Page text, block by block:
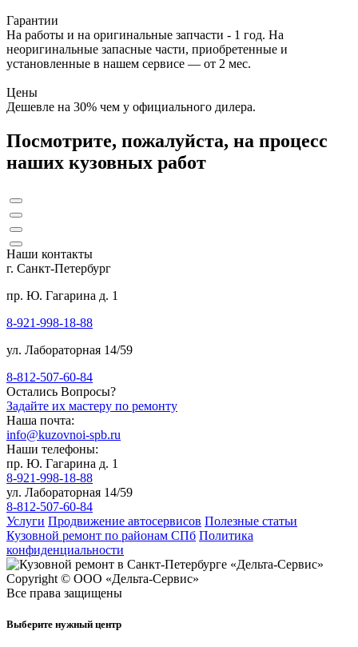
Гарантии
На работы и на оригинальные запчасти - 1 год. На
неоригинальные запасные части, приобретенные и
установленные в нашем сервисе — от 2 мес.
Цены
Дешевле на 30% чем у официального дилера.
Посмотрите, пожалуйста, на процесс
наших кузовных работ
Наши контакты
г. Санкт-Петербург
пр. Ю. Гагарина д. 1
8-921-998-18-88
ул. Лабораторная 14/59
8-812-507-60-84
Остались Вопросы?
Задайте их мастеру по ремонту
Наша почта:
info@kuzovnoi-spb.ru
Наши телефоны:
пр. Ю. Гагарина д. 1
8-921-998-18-88
ул. Лабораторная 14/59
8-812-507-60-84
Услуги Продвижение автосервисов Полезные статьи
Кузовной ремонт по районам СПб Политика
конфиденциальности
Copyright © ООО «Дельта-Сервис»
Все права защищены
Выберите нужный центр